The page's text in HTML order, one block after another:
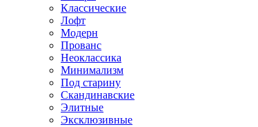
Классические
Лофт
Модерн
Прованс
Неоклассика
Минимализм
Под старину
Скандинавские
Элитные
Эксклюзивные